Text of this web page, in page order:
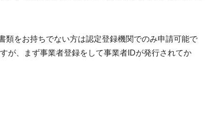
類をお持ちでない方は認定登録機関でのみ申請可能で
が、まず事業者登録をして事業者IDが発行されてか